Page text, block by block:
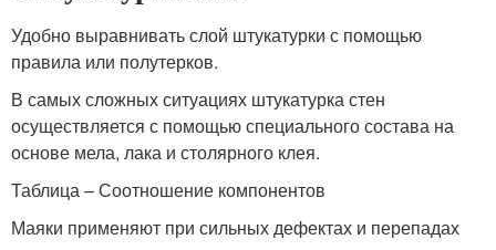
Удобно выравнивать слой штукатурки с помощью
правила или полутерков.
В самых сложных ситуациях штукатурка стен
осуществляется с помощью специального состава на
основе мела, лака и столярного клея.
Таблица – Соотношение компонентов
Маяки применяют при сильных дефектах и перепадах